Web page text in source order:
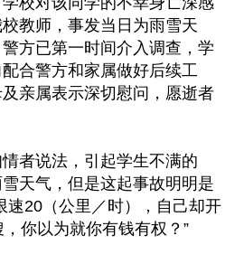
教师，事发当日为雨雪天
方已第一时间介入调查，学
合警方和家属做好后续工
亲属表示深切慰问，愿逝者
者说法，引起学生不满的
天气，但是这起事故明明是
速20（公里／时），自己却开
你以为就你有钱有权？”